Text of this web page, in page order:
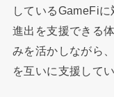
しているGameFi
進出を支援できる
みを活かしながら
を互いに支援してい